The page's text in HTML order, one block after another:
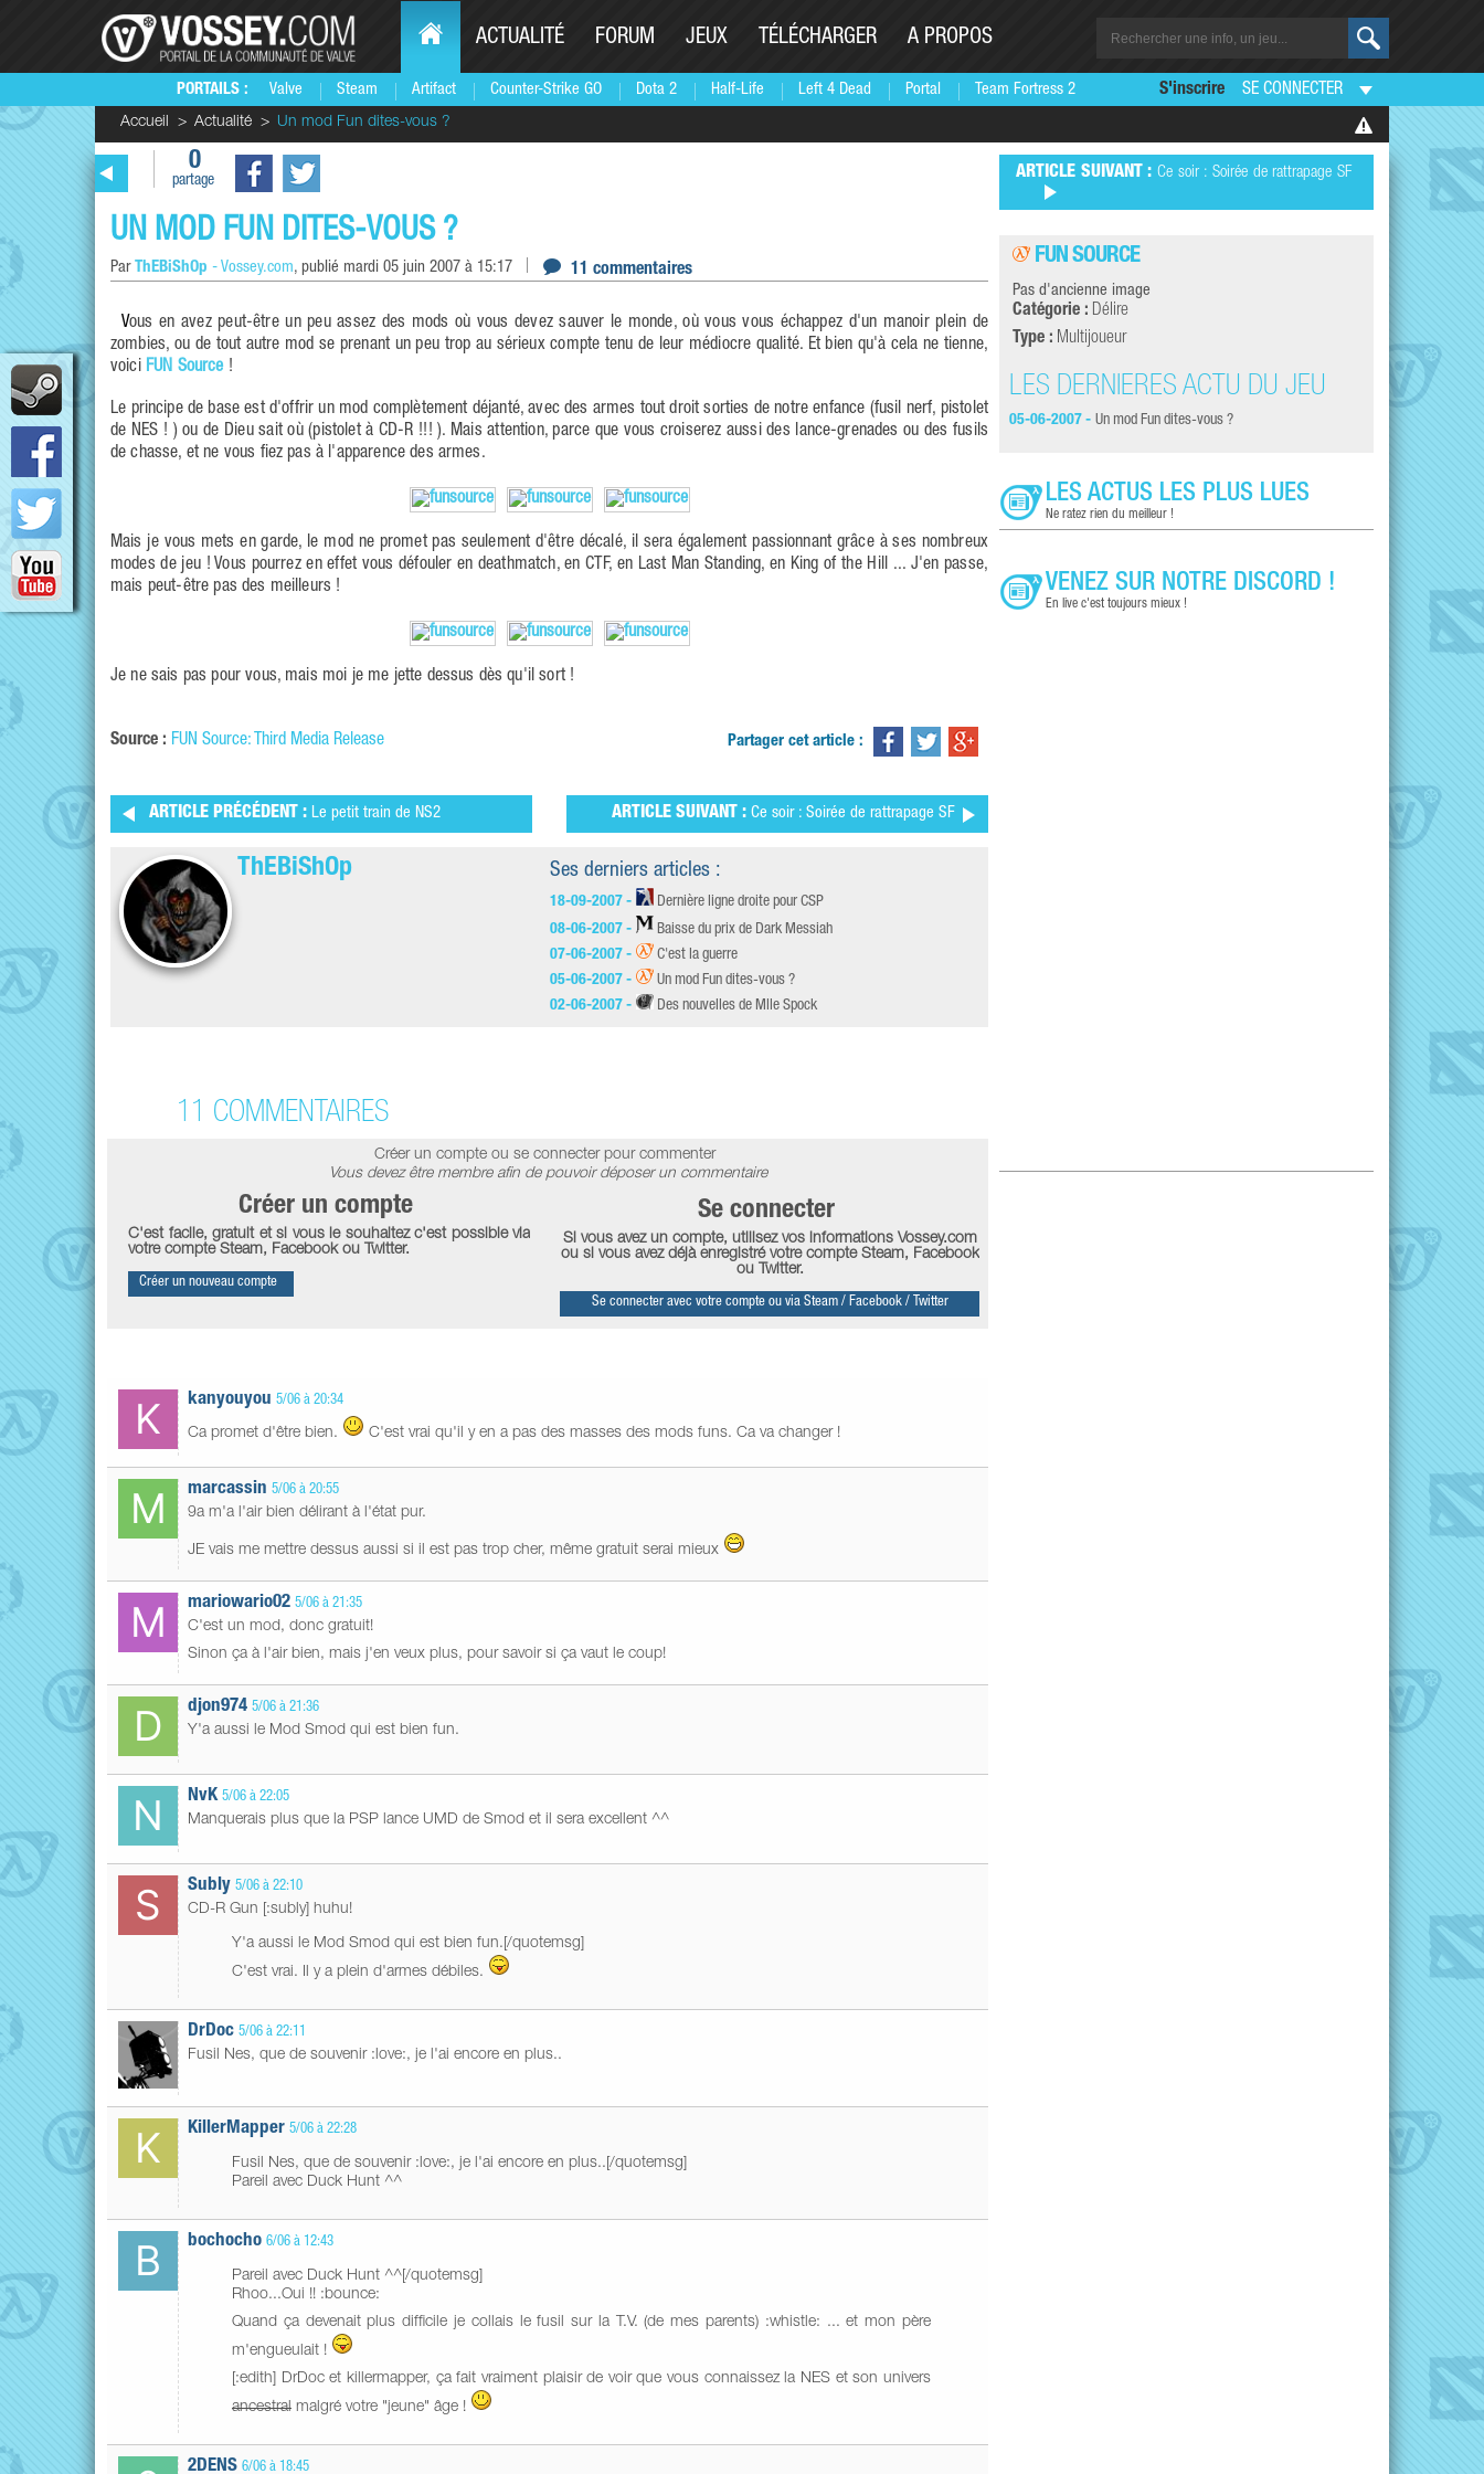
PORTAILS : Valve Steam Artifact Counter-Strike GO Dota 2 Half-Life Left 4 Dead Portal Team Fortress 2
ACTUALITÉ FORUM JEUX TÉLÉCHARGER A PROPOS
S'inscrire SE CONNECTER
Accueil Actualité Un mod Fun dites-vous ?
0
partage
UN MOD FUN DITES-VOUS ?
Par ThEBiShOp - Vossey.com, publié mardi 05 juin 2007 à 15:17 11 commentaires
Vous en avez peut-être un peu assez des mods où vous devez sauver le monde, où vous vous échappez d'un manoir plein de
zombies, ou de tout autre mod se prenant un peu trop au sérieux compte tenu de leur médiocre qualité. Et bien qu'à cela ne tienne,
voici FUN Source!
Le principe de base est d'offrir un mod complètement déjanté, avec des armes tout droit sorties de notre enfance (fusil nerf, pistolet
de NES ! ) ou de Dieu sait où (pistolet à CD-R !!! ). Mais attention, parce que vous croiserez aussi des lance-grenades ou des fusils
de chasse, et ne vous fiez pas à l'apparence des armes.
Mais je vous mets en garde, le mod ne promet pas seulement d'être décalé, il sera également passionnant grâce à ses nombreux
modes de jeu ! Vous pourrez en effet vous défouler en deathmatch, en CTF, en Last Man Standing, en King of the Hill ... J'en passe,
mais peut-être pas des meilleurs !
Je ne sais pas pour vous, mais moi je me jette dessus dès qu'il sort !
Source : FUN Source: Third Media Release Partager cet article :
ARTICLE PRÉCÉDENT : Le petit train de NS2 ARTICLE SUIVANT : Ce soir : Soirée de rattrapage SF
ThEBiShOp Ses derniers articles :
18-09-2007 -
Dernière ligne droite pour CSP
08-06-2007 -
Baisse du prix de Dark Messiah
07-06-2007 -
C'est la guerre
05-06-2007 -
Un mod Fun dites-vous ?
02-06-2007 -
Des nouvelles de Mlle Spock
11 COMMENTAIRES
Créer un compte ou se connecter pour commenter
Vous devez être membre afin de pouvoir déposer un commentaire
Créer un compte
C'est facile, gratuit et si vous le souhaitez c'est possible via
votre compte Steam, Facebook ou Twitter.
Créer un nouveau compte
Se connecter
Si vous avez un compte, utilisez vos informations Vossey.com
ou si vous avez déjà enregistré votre compte Steam, Facebook
ou Twitter.
Se connecter avec votre compte ou via Steam / Facebook / Twitter
kanyouyou 5/06 à 20:34
Ca promet d'être bien. C'est vrai qu'il y en a pas des masses des mods funs. Ca va changer !
marcassin 5/06 à 20:55
9a m'a l'air bien délirant à l'état pur.
JE vais me mettre dessus aussi si il est pas trop cher, même gratuit serai mieux
mariowario02 5/06 à 21:35
C'est un mod, donc gratuit!
Sinon ça à l'air bien, mais j'en veux plus, pour savoir si ça vaut le coup!
djon974 5/06 à 21:36
Y'a aussi le Mod Smod qui est bien fun.
NvK 5/06 à 22:05
Manquerais plus que la PSP lance UMD de Smod et il sera excellent ^^
Subly 5/06 à 22:10
CD-R Gun [:subly] huhu!
Y'a aussi le Mod Smod qui est bien fun.[/quotemsg]
C'est vrai. Il y a plein d'armes débiles.
DrDoc 5/06 à 22:11
Fusil Nes, que de souvenir :love:, je l'ai encore en plus..
KillerMapper 5/06 à 22:28
Fusil Nes, que de souvenir :love:, je l'ai encore en plus..[/quotemsg]
Pareil avec Duck Hunt ^^
bochocho 6/06 à 12:43
Pareil avec Duck Hunt ^^[/quotemsg]
Rhoo...Oui !! :bounce:
Quand ça devenait plus difficile je collais le fusil sur la T.V. (de mes parents) :whistle: ... et mon père
m'engueulait !
[:edith] DrDoc et killermapper, ça fait vraiment plaisir de voir que vous connaissez la NES et son univers
ancestral malgré votre "jeune" âge !
2DENS 6/06 à 18:45
ARTICLE SUIVANT : Ce soir : Soirée de rattrapage SF
FUN SOURCE
Pas d'ancienne image
Catégorie : Délire
Type : Multijoueur
LES DERNIÈRES ACTU DU JEU
05-06-2007 - Un mod Fun dites-vous ?
LES ACTUS LES PLUS LUES
Ne ratez rien du meilleur !
VENEZ SUR NOTRE DISCORD !
En live c'est toujours mieux !